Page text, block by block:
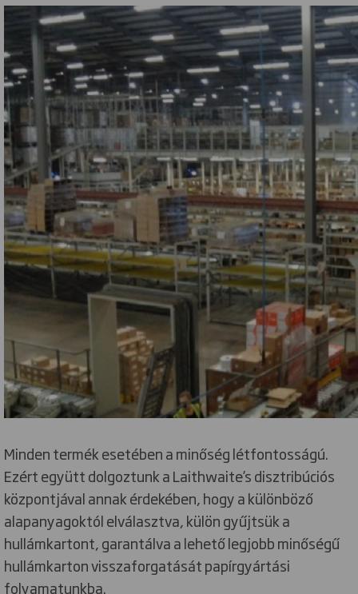
Minden termék esetében a minőség létfontosságú.
Ezért együtt dolgoztunk a Laithwaite’s disztribúciós
központjával annak érdekében, hogy a különböző
alapanyagoktól elválasztva, külön gyűjtsük a
hullámkartont, garantálva a lehető legjobb minőségű
hullámkarton visszaforgatását papírgyártási
folyamatunkba.